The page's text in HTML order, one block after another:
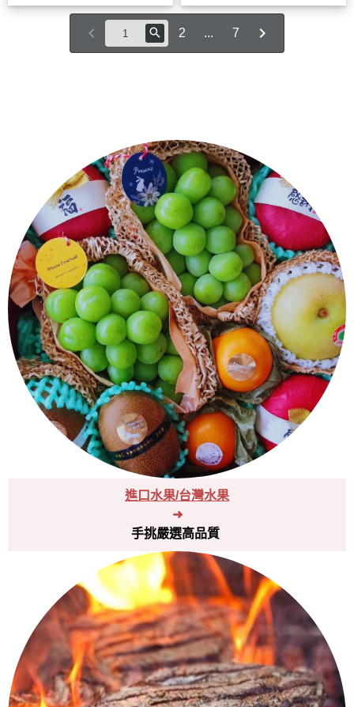
2 ... 7
進口水果/台灣水果
➜
手挑嚴選高品質